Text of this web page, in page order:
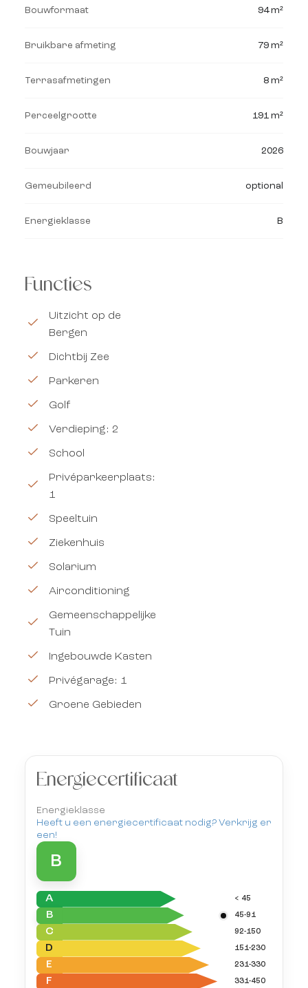
Bouwformaat 94 m²
Bruikbare afmeting 79 m²
Terrasafmetingen 8 m²
Perceelgrootte 191 m²
Bouwjaar 2026
Gemeubileerd optional
Energieklasse B
Functies
Uitzicht op de
Bergen
Dichtbij Zee
Parkeren
Golf
Verdieping: 2
School
Privéparkeerplaats:
1
Speeltuin
Ziekenhuis
Solarium
Airconditioning
Gemeenschappelijke
Tuin
Ingebouwde Kasten
Privégarage: 1
Groene Gebieden
Energiecertificaat
Energieklasse
Heeft u een energiecertificaat nodig? Verkrijg er
een!
B
A < 45
B 45-91
C 92-150
D 151-230
E 231-330
F 331-450